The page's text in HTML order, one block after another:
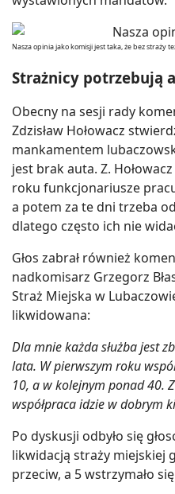
Nasza opinia jako komisji jest taka, że bez straży
Strażnicy potrzebują
Obecny na sesji rady
Zdzisław Hołowacz
mankamentem
jest brak auta. Z.
roku funkcjonariusze
a potem za te dni trzeba
dlatego często ich nie
Głos zabrał również
nadkomisarz Grzegorz
Straż Miejska w
likwidowana:
Dla mnie każda służba jest
lata. W pierwszym roku
10, a w kolejnym ponad 40.
współpraca idzie w dobrym
Po dyskusji odbyło się
likwidacją straży miejskiej
przeciw, a 5 wstrzymało